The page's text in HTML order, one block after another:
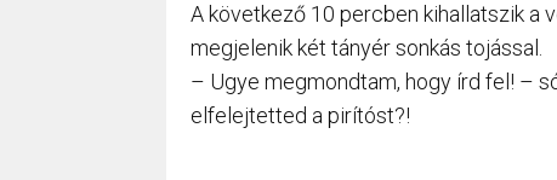
A következő 10 percben kihallatszik a
megjelenik két tányér sonkás tojással.
– Ugye megmondtam, hogy írd fel! –
elfelejtetted a pirítóst?!